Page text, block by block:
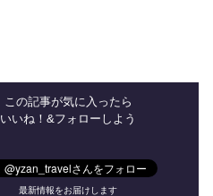
この記事が気に入ったら
いいね！&フォローしよう
最新情報をお届けします